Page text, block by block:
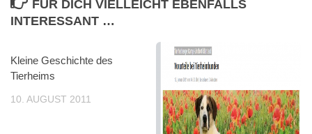
FÜR DICH VIELLEICHT EBENFALLS
INTERESSANT …
Kleine Geschichte des
Tierheims
10. AUGUST 2011